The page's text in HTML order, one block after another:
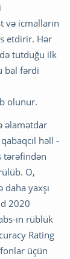
və icmalların
etdirir. Hər
tutduğu ilk
bal fərdi
olunur.
əlamətdar
həll -
tərəfindən
O,
yaxşı
2020
ın rüblük
Rating
üçün